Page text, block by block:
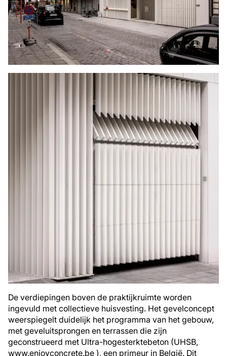
De verdiepingen boven de praktijkruimte worden
ingevuld met collectieve huisvesting. Het gevelconcept
weerspiegelt duidelijk het programma van het gebouw,
met geveluitsprongen en terrassen die zijn
geconstrueerd met Ultra-hogesterktebeton (UHSB,
www.enjoyconcrete.be ), een primeur in België. Dit